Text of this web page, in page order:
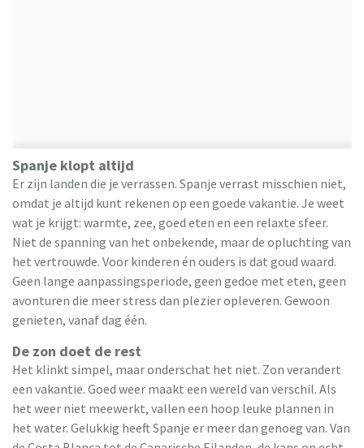
Spanje klopt altijd
Er zijn landen die je verrassen. Spanje verrast misschien niet,
omdat je altijd kunt rekenen op een goede vakantie. Je weet
wat je krijgt: warmte, zee, goed eten en een relaxte sfeer.
Niet de spanning van het onbekende, maar de opluchting van
het vertrouwde. Voor kinderen én ouders is dat goud waard.
Geen lange aanpassingsperiode, geen gedoe met eten, geen
avonturen die meer stress dan plezier opleveren. Gewoon
genieten, vanaf dag één.
De zon doet de rest
Het klinkt simpel, maar onderschat het niet. Zon verandert
een vakantie. Goed weer maakt een wereld van verschil. Als
het weer niet meewerkt, vallen een hoop leuke plannen in
het water. Gelukkig heeft Spanje er meer dan genoeg van. Van